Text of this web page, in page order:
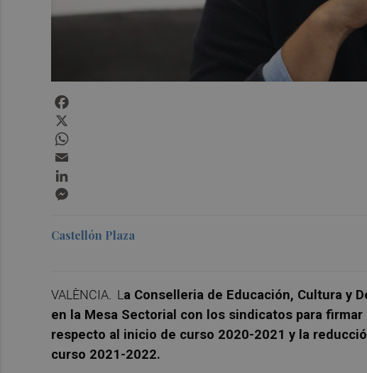
Castellón Plaza
VALÈNCIA. L a Conselleria de Educación, Cultura y
en la Mesa Sectorial con los sindicatos para
respecto al inicio de curso 2020-2021 y la
curso 2021-2022.